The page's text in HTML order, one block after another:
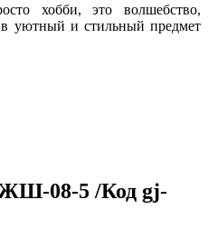
хобби, это волшебство,
уютный и стильный предмет
08-5 /Код gj-